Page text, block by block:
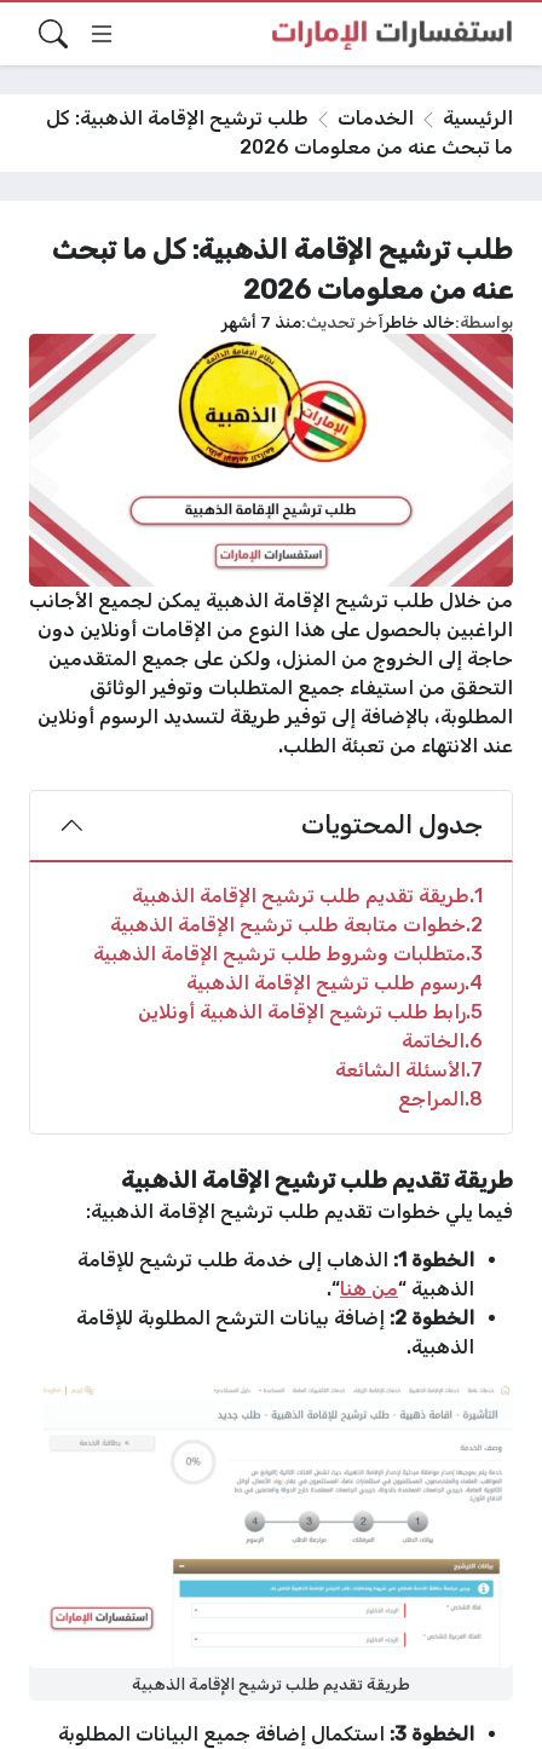
الرئيسية الخدمات
طلب ترشيح الإقامة الذهبية: كل
ما تبحث عنه من معلومات 2026
طلب ترشيح الإقامة الذهبية: كل ما تبحث
عنه من معلومات 2026
بواسطة خالد خاطرآخر تحديث منذ 7 أشهر
من خلال طلب ترشيح الإقامة الذهبية يمكن لجميع الأجانب
الراغبين بالحصول على هذا النوع من الإقامات أونلاين دون
حاجة إلى الخروج من المنزل، ولكن على جميع المتقدمين
التحقق من استيفاء جميع المتطلبات وتوفير الوثائق
المطلوبة، بالإضافة إلى توفير طريقة لتسديد الرسوم أونلاين
عند الانتهاء من تعبئة الطلب.
جدول المحتويات
1 طريقة تقديم طلب ترشيح الإقامة الذهبية
2 خطوات متابعة طلب ترشيح الإقامة الذهبية
3 متطلبات وشروط طلب ترشيح الإقامة الذهبية
4 رسوم طلب ترشيح الإقامة الذهبية
5 رابط طلب ترشيح الإقامة الذهبية أونلاين
6 الخاتمة
7 الأسئلة الشائعة
8 المراجع
طريقة تقديم طلب ترشيح الإقامة الذهبية
فيما يلي خطوات تقديم طلب ترشيح الإقامة الذهبية:
الخطوة 1:
الذهاب إلى خدمة طلب ترشيح للإقامة
الذهبية “من هنا“.
الخطوة 2:
إضافة بيانات الترشح المطلوبة للإقامة
الذهبية.
طريقة تقديم طلب ترشيح الإقامة الذهبية
الخطوة 3:
استكمال إضافة جميع البيانات المطلوبة